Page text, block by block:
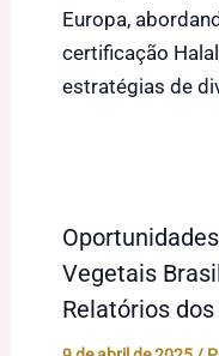
Europa,
certificação
estratégias de
Vegetais
Relatórios